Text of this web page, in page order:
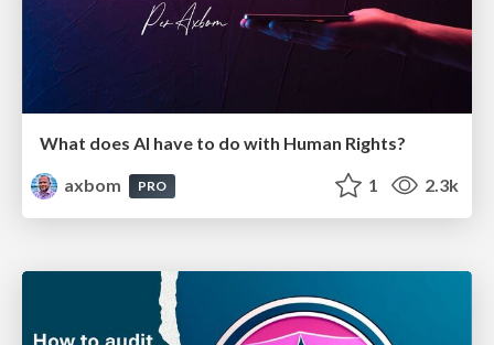
What does AI have to do with Human Rights?
axbom
PRO 1 2.3k